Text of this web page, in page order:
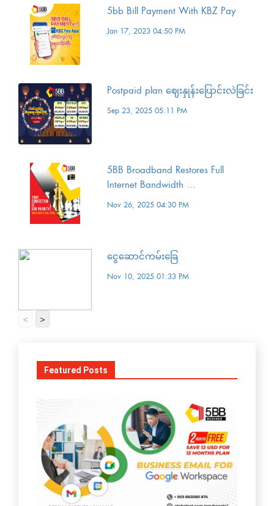
5bb Bill Payment With KBZ Pay
Jan 17, 2023 04:50 PM
Postpaid plan ဈေးနှုန်းပြောင်းလဲခြင်း
Sep 23, 2025 05:11 PM
5BB Broadband Restores Full
Internet Bandwidth ...
Nov 26, 2025 04:30 PM
ငွေဆောင်ကမ်းခြေ
Nov 10, 2025 01:33 PM
< >
Featured Posts